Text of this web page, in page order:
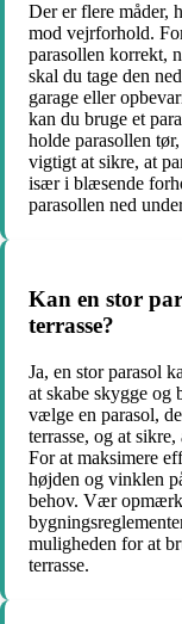
Der er flere måder,
mod vejrforhold.
parasollen korrekt,
skal du tage den
garage eller
kan du bruge et
holde parasollen
vigtigt at sikre, at
især i blæsende
parasollen ned
Kan en stor
terrasse?
Ja, en stor parasol
at skabe skygge og
vælge en parasol,
terrasse, og at
For at maksimere
højden og vinklen
behov. Vær
muligheden for at
terrasse.